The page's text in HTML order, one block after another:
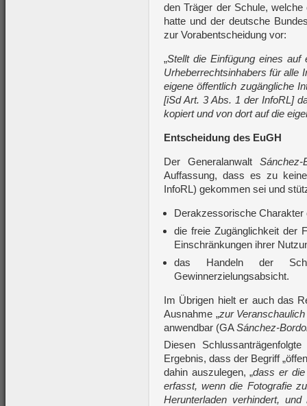
den Träger der Schule,
hatte und der deutsche
zur Vorabentscheidung vor:
„Stellt die Einfügung eines auf
Urheberrechtsinhabers für alle
eigene öffentlich zugängliche
[iSd Art. 3 Abs. 1 der InfoRL]
kopiert und von dort auf die
Entscheidung des EuGH
Der Generalanwalt Sánchez-
Auffassung, dass es zu
InfoRL) gekommen sei und
Derakzessorische
die freie Zugänglichkeit der
Einschränkungen ihrer
das Handeln der
Gewinnerzielungsabsicht.
Im Übrigen hielt er auch das
Ausnahme „zur
anwendbar (GASánchez-
Diesen
Ergebnis, dass der Begriff
dahin auszulegen, „dass er die
erfasst, wenn die Fotografie
Herunterladen verhindert,